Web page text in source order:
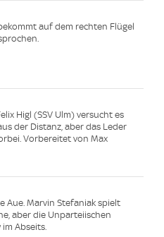
auf dem rechten Flügel
Higl (SSV Ulm) versucht es
der Distanz, aber das Leder
Vorbereitet von Max
Aue. Marvin Stefaniak spielt
aber die Unparteiischen
Abseits.